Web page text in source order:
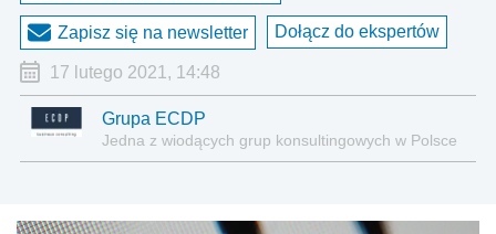
Zapisz się na newsletter Dołącz do ekspertów
17 lutego 2021, 14:48
Grupa ECDP
Jedna z wiodących grup konsultingowych w Polsce